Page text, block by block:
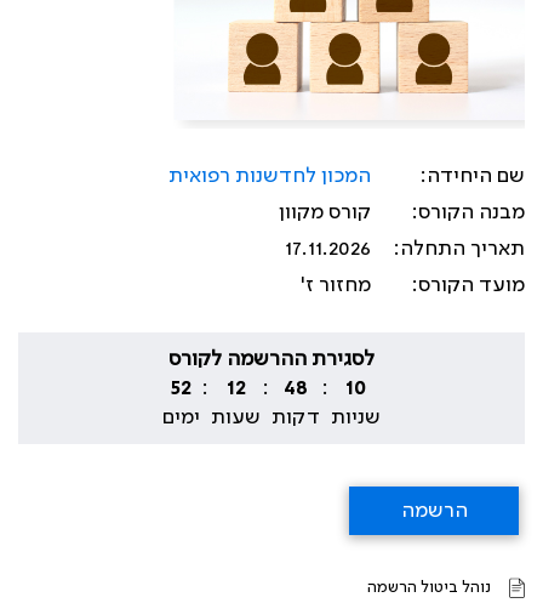
שם היחידה:
המכון לחדשנות רפואית
מבנה הקורס:
קורס מקוון
תאריך התחלה:
17.11.2026
מועד הקורס:
מחזור ז'
09
שניות
:
48
דקות
:
12
שעות
:
52
ימים
לסגירת ההרשמה לקורס
הרשמה
נוהל ביטול הרשמה